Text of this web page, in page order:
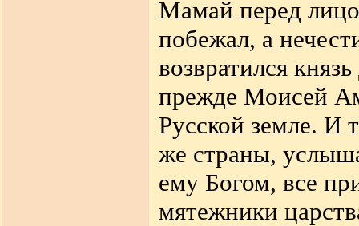
Мамай перед
побежал, а
возвратился
прежде Моисей
Русской земле. И
же страны,
ему Богом, все
мятежники